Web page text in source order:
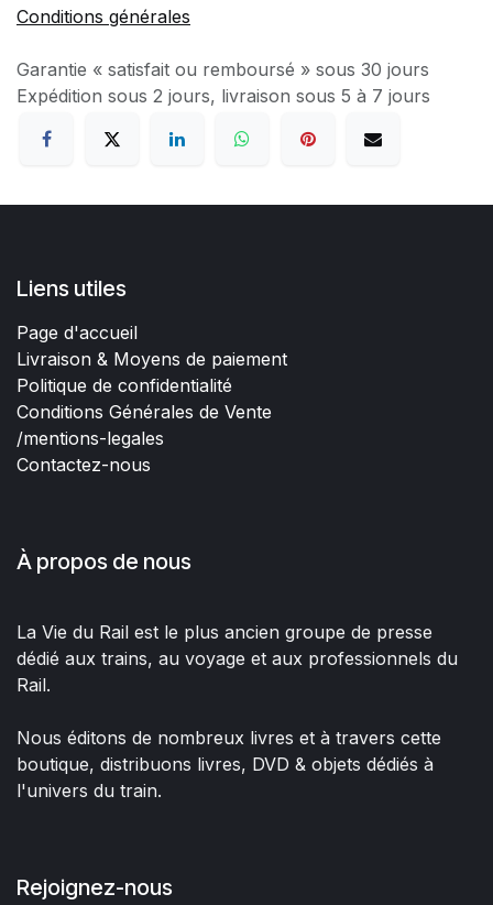
Conditions générales
Garantie « satisfait ou remboursé » sous 30 jours
Expédition sous 2 jours, livraison sous 5 à 7 jours
Liens utiles
Page d'accueil
Livraison & Moyens de paiement
Politique de confidentialité
Conditions Générales de Vente
/mentions-legales
Contactez-nous
À propos de nous
La Vie du Rail est le plus ancien groupe de presse
dédié aux trains, au voyage et aux professionnels du
Rail.
Nous éditons de nombreux livres et à travers cette
boutique, distribuons livres, DVD & objets dédiés à
l'univers du train.
Rejoignez-nous